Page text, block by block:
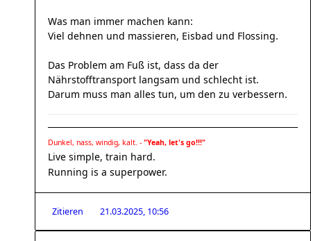
Was man immer machen kann:
Viel dehnen und massieren, Eisbad und Flossing.
Das Problem am Fuß ist, dass da der
Nährstofftransport langsam und schlecht ist.
Darum muss man alles tun, um den zu verbessern.
Dunkel, nass, windig, kalt. - "Yeah, let's go!!!"
Live simple, train hard.
Running is a superpower.
Zitieren 21.03.2025, 10:56